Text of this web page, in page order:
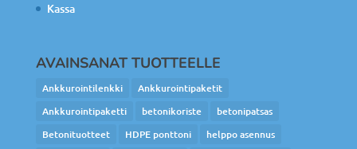
Kassa
AVAINSANAT TUOTTEELLE
Ankkurointilenkki
Ankkurointipaketit
Ankkurointipaketti
betonikoriste
betonipatsas
Betonituotteet
HDPE ponttoni
helppo asennus